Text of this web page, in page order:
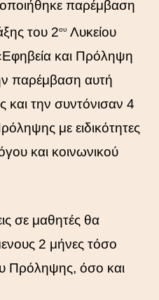
παρέμβαση
του 2ουΛυκείου
και Πρόληψη
παρέμβαση αυτή
και την συντόνισαν 4
με ειδικότητες
και κοινωνικού
σε μαθητές θα
2 μήνες τόσο
Πρόληψης, όσο και